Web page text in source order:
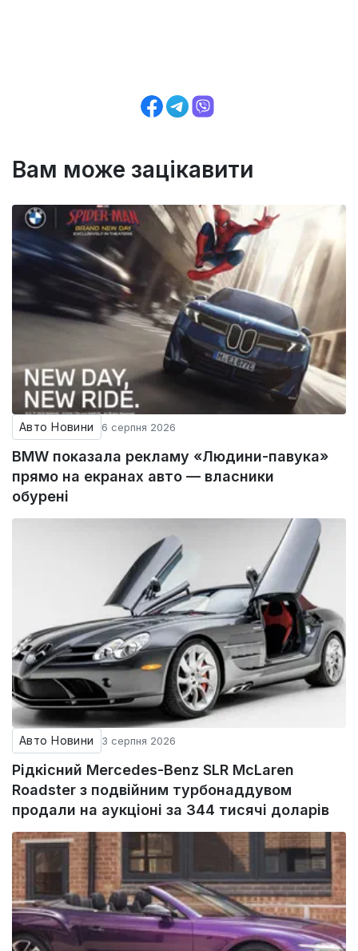
Вам може зацікавити
Авто Новини 6 серпня 2026
BMW показала рекламу «Людини-павука»
прямо на екранах авто — власники
обурені
Авто Новини 3 серпня 2026
Рідкісний Mercedes-Benz SLR McLaren
Roadster з подвійним турбонаддувом
продали на аукціоні за 344 тисячі доларів